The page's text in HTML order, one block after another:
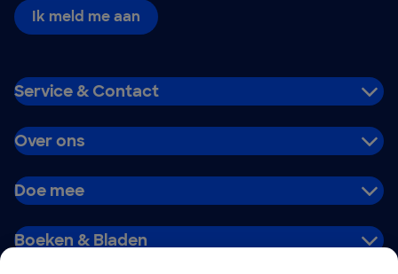
Ik meld me aan
Service & Contact
Over ons
Doe mee
Boeken & Bladen